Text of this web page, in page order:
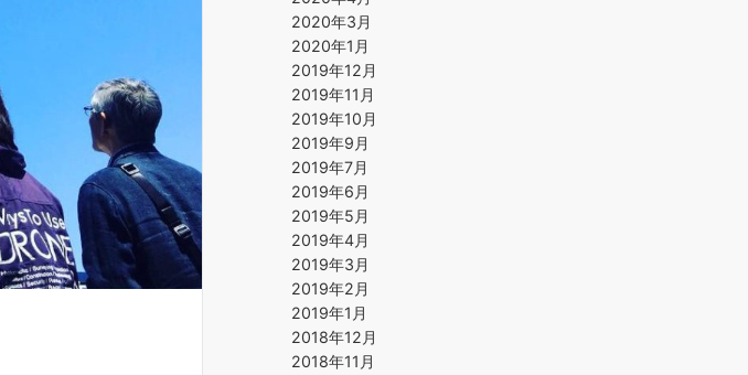
2020年3月
2020年1月
2019年12月
2019年11月
2019年10月
2019年9月
2019年7月
2019年6月
2019年5月
2019年4月
2019年3月
2019年2月
2019年1月
2018年12月
2018年11月